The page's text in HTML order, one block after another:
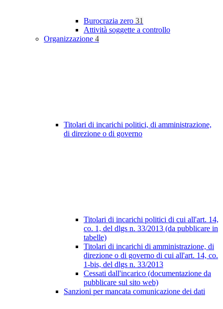
Burocrazia zero 31
Attività soggette a controllo
Organizzazione 4
Titolari di incarichi politici, di amministrazione,
di direzione o di governo
Titolari di incarichi politici di cui all'art. 14,
co. 1, del dlgs n. 33/2013 (da pubblicare in
tabelle)
Titolari di incarichi di amministrazione, di
direzione o di governo di cui all'art. 14, co.
1-bis, del dlgs n. 33/2013
Cessati dall'incarico (documentazione da
pubblicare sul sito web)
Sanzioni per mancata comunicazione dei dati